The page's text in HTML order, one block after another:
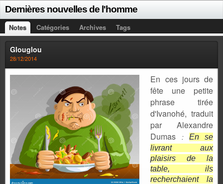
Dernières nouvelles de l'homme
Notes Catégories Archives Tags
Glouglou
28/12/2014
En ces jours de
fête une petite
phrase tirée
d'Ivanohé, traduit
par Alexandre
Dumas : En se
livrant aux
plaisirs de la
table, ils
recherchaient la